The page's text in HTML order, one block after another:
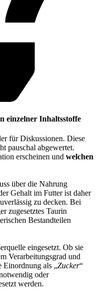
einzelner Inhaltsstoffe
für Diskussionen. Diese
pauschal abgewertet.
erscheinen und welchen
über die Nahrung
Gehalt im Futter ist daher
zu decken. Bei
zugesetztes Taurin
Bestandteilen
eingesetzt. Ob sie
Verarbeitungsgrad und
Einordnung als „Zucker“
oder
werden.